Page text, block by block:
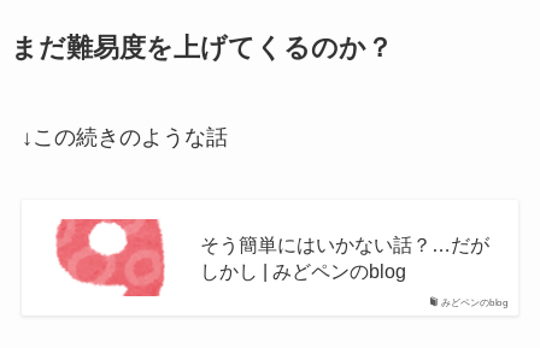
まだ難易度を上げてくるのか？
↓この続きのような話
みどペンのblog
そう簡単にはいかない話？…だが
しかし | みどペンのblog